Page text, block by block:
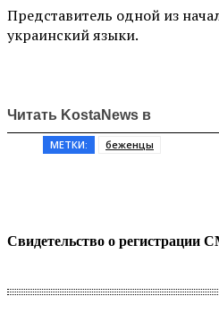
Представитель одной из
украинский языки.
Читать KostaNews в
МЕТКИ: беженцы
Свидетельство о